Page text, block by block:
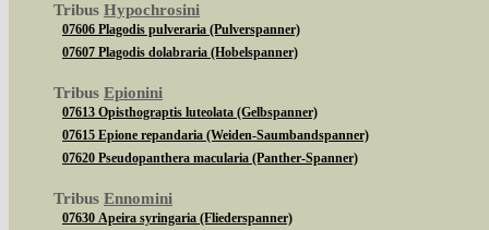
Tribus Hypochrosini
07606 Plagodis pulveraria (Pulverspanner)
07607 Plagodis dolabraria (Hobelspanner)
Tribus Epionini
07613 Opisthograptis luteolata (Gelbspanner)
07615 Epione repandaria (Weiden-Saumbandspanner)
07620 Pseudopanthera macularia (Panther-Spanner)
Tribus Ennomini
07630 Apeira syringaria (Fliederspanner)